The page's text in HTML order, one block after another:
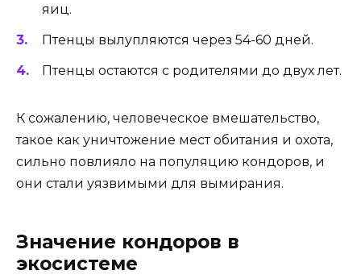
яиц.
Птенцы вылупляются через 54-60 дней.
Птенцы остаются с родителями до двух лет.
К сожалению, человеческое вмешательство,
такое как уничтожение мест обитания и охота,
сильно повлияло на популяцию кондоров, и
они стали уязвимыми для вымирания.
Значение кондоров в
экосистеме